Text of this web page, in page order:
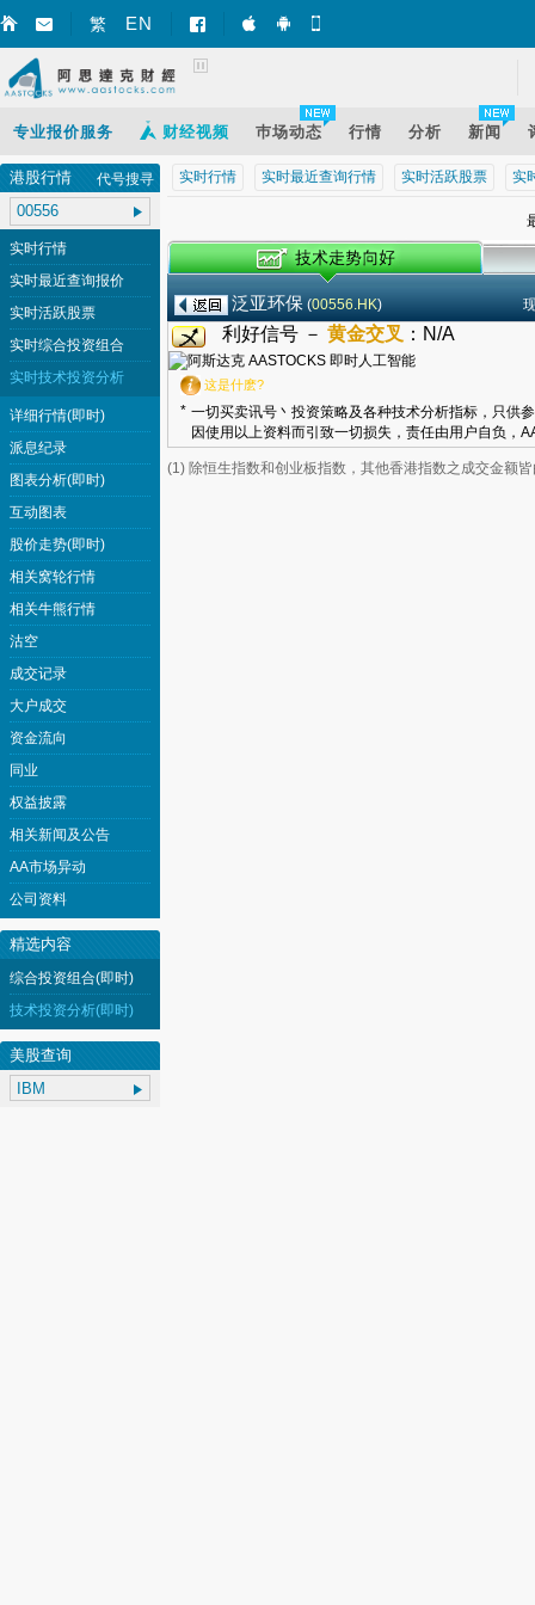
繁 EN 智财迅 (iPhone)
智财迅 (Android)
专业报价服务 财经视频 巿场动态 行情 分析 新闻
实时行情 实时最近查询行情 实时活跃股票 实
泛亚环保 (00556.HK)
利好信号 － 黄金交叉 ： N/A
这是什麽?
* 一切买卖讯号丶投资策略及各种技术分析指标，只供
因使用以上资料而引致一切损失，责任由用户自负，
(1) 除恒生指数和创业板指数，其他香港指数之成交金额
港股行情 代号搜寻
实时行情
实时最近查询报价
实时活跃股票
实时综合投资组合
实时技术投资分析
详细行情(即时)
派息纪录
图表分析(即时)
互动图表
股价走势(即时)
相关窝轮行情
相关牛熊行情
沽空
成交记录
大户成交
资金流向
同业
权益披露
相关新闻及公告
AA市场异动
公司资料
精选内容
综合投资组合(即时)
技术投资分析(即时)
美股查询